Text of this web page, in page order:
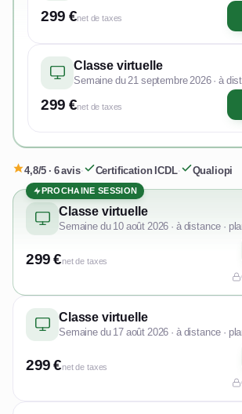
299 €net de taxes
Classe virtuelle
Semaine du 21 septembre 2026 · à
299 €net de taxes
4,8/5 · 6 avis· Certification ICDL· Qualiopi
PROCHAINE SESSION
Classe virtuelle
Semaine du 10 août 2026 · à distance ·
299 €net de taxes
Classe virtuelle
Semaine du 17 août 2026 · à distance ·
299 €net de taxes